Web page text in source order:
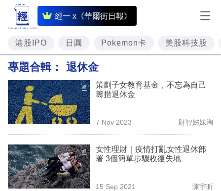
經一 x《華爾街日報》
即
時
財
經
題
投
資
樓
市
理
港股IPO 日圓 Pokemon卡 美股科技股
專題合輯： 退休金
策劃子女教育基金，不忘為自己
籌措退休金
7 Nov 2023 財智姊妹淘
女性理財｜疫情打亂女性退休部
署 3個簡單步驟收復失地
15 Sep 2021 陳宇昕